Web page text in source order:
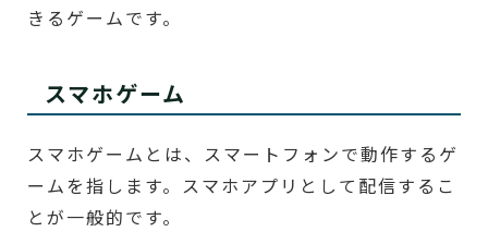
きるゲームです。
スマホゲーム
スマホゲームとは、スマートフォンで動作するゲ
ームを指します。スマホアプリとして配信するこ
とが一般的です。